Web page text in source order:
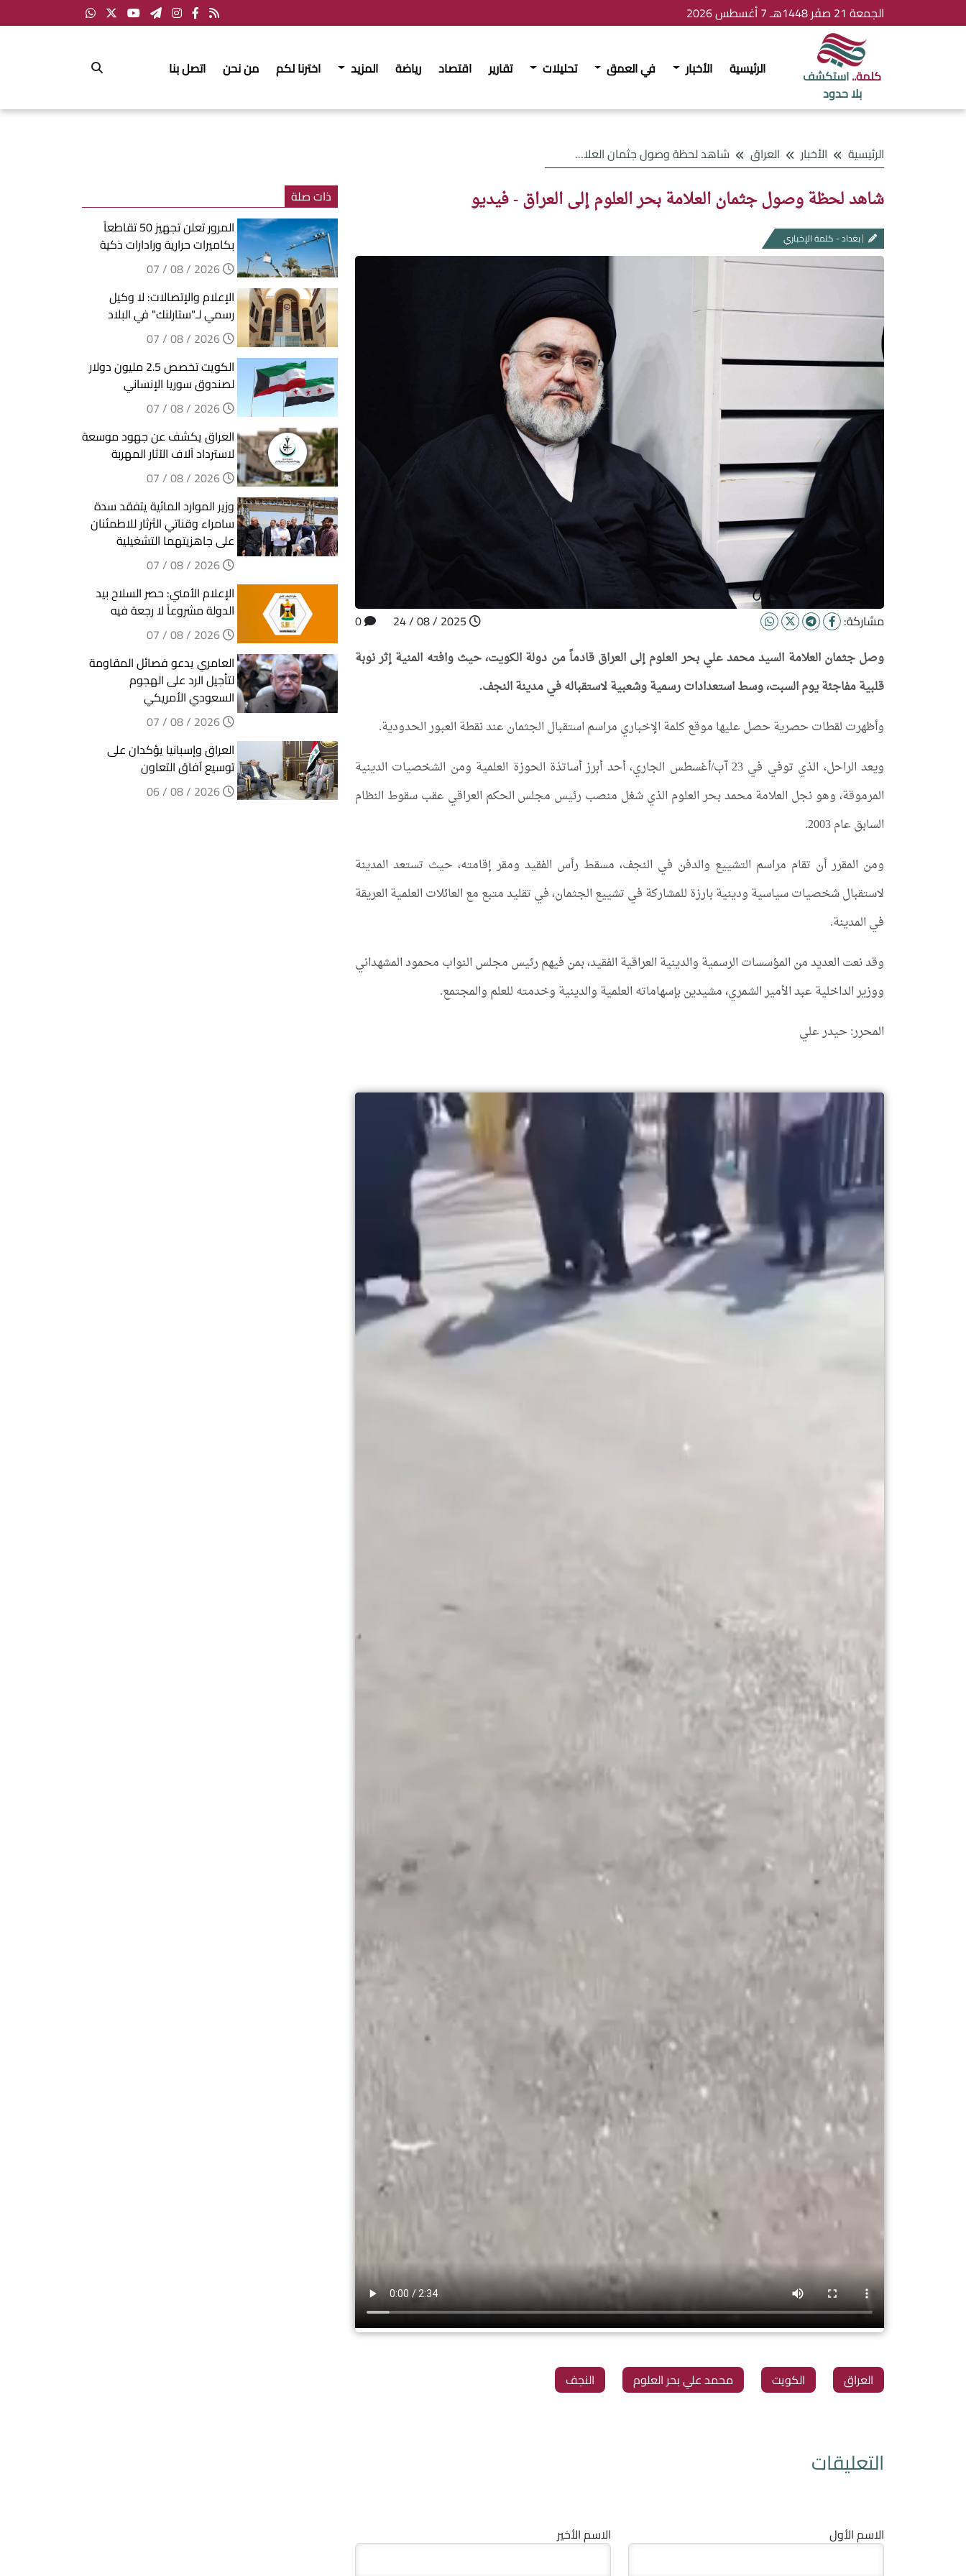
الجمعة 21 صفَر 1448هـ 7 أغسطس 2026
كلمة..استكشف
بلا حدود
الرئيسية الأخبار في العمق تحليلات تقارير اقتصاد رياضة المزيد اخترنا لكم من نحن اتصل بنا
الرئيسية الأخبار العراق شاهد لحظة وصول جثمان العلامة بحر العلوم إلى العراق - فيديو
شاهد لحظة وصول جثمان العلامة بحر العلوم إلى العراق - فيديو
بغداد - كلمة الإخباري
مشاركة:
وصل جثمان العلامة السيد محمد علي بحر العلوم إلى العراق قادماً من دولة الكويت، حيث وافته المنية إثر نوبة
قلبية مفاجئة يوم السبت، وسط استعدادات رسمية وشعبية لاستقباله في مدينة النجف.
وأظهرت لقطات حصرية حصل عليها موقع كلمة الإخباري مراسم استقبال الجثمان عند نقطة العبور الحدودية.
ويعد الراحل، الذي توفي في 23 آب/أغسطس الجاري، أحد أبرز أساتذة الحوزة العلمية ومن الشخصيات الدينية
المرموقة، وهو نجل العلامة محمد بحر العلوم الذي شغل منصب رئيس مجلس الحكم العراقي عقب سقوط النظام
السابق عام 2003.
ومن المقرر أن تقام مراسم التشييع والدفن في النجف، مسقط رأس الفقيد ومقر إقامته، حيث تستعد المدينة
لاستقبال شخصيات سياسية ودينية بارزة للمشاركة في تشييع الجثمان، في تقليد متبع مع العائلات العلمية العريقة
في المدينة.
وقد نعت العديد من المؤسسات الرسمية والدينية العراقية الفقيد، بمن فيهم رئيس مجلس النواب محمود المشهداني
ووزير الداخلية عبد الأمير الشمري، مشيدين بإسهاماته العلمية والدينية وخدمته للعلم والمجتمع.
المحرر: حيدر علي
العراق الكويت محمد علي بحر العلوم النجف
التعليقات
الاسم الأول الاسم الأخير
ذات صلة
المرور تعلن تجهيز 50 تقاطعاً
بكاميرات حرارية ورادارات ذكية
الإعلام والإتصالات: لا وكيل
رسمي لـ"ستارلنك" في البلاد
الكويت تخصص 2.5 مليون دولار
لصندوق سوريا الإنساني
العراق يكشف عن جهود موسعة
لاسترداد آلاف الآثار المهربة
وزير الموارد المائية يتفقد سدة
سامراء وقناتي الثرثار للاطمئنان
على جاهزيتهما التشغيلية
الإعلام الأمني: حصر السلاح بيد
الدولة مشروعاً لا رجعة فيه
العامري يدعو فصائل المقاومة
لتأجيل الرد على الهجوم
السعودي الأمريكي
العراق وإسبانيا يؤكدان على
توسيع آفاق التعاون